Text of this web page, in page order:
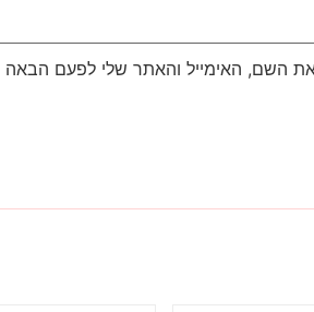
השם, האימייל והאתר שלי לפעם הבאה